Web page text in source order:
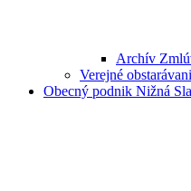
Archív
Verejné
Obecný podnik Nižná